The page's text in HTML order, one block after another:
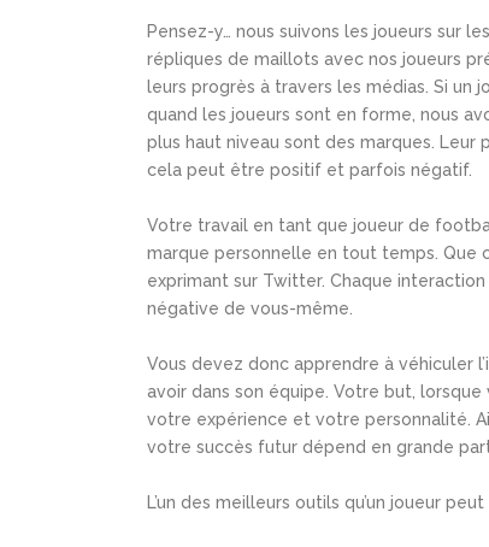
Pensez-y… nous suivons les joueurs sur
répliques de maillots avec nos joueurs
leurs progrès à travers les médias. Si un
quand les joueurs sont en forme, nous
plus haut niveau sont des marques.
cela peut être positif et parfois négatif.
Votre travail en tant que joueur de
marque personnelle en tout temps. Que
exprimant sur Twitter. Chaque
négative de vous-même.
Vous devez donc apprendre à véhiculer
avoir dans son équipe. Votre but, lorsque
votre expérience et votre personnalité.
votre succès futur dépend en grande
L’un des meilleurs outils qu’un joueur